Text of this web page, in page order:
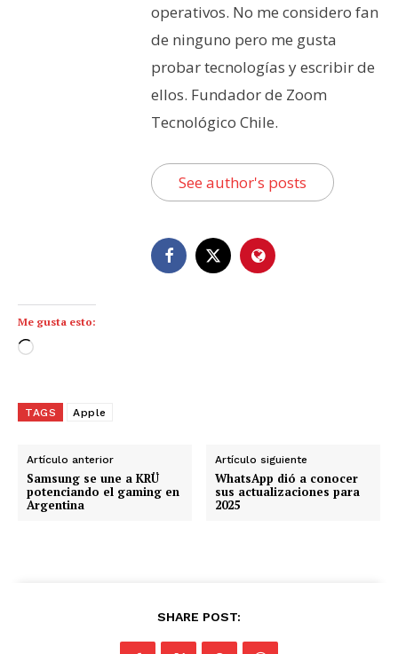
operativos. No me considero fan
de ninguno pero me gusta
probar tecnologías y escribir de
ellos. Fundador de Zoom
Tecnológico Chile.
See author's posts
Me gusta esto:
C
g
n
d
o
TAGS Apple
Artículo anterior
Samsung se une a KRÜ
potenciando el gaming en
Argentina
Artículo siguiente
WhatsApp dió a conocer
sus actualizaciones para
2025
SHARE POST: